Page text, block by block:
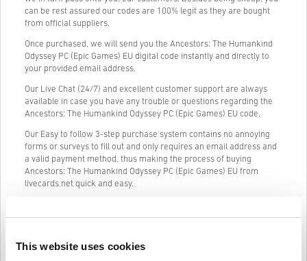
This website uses cookies
can be rest assured our codes are 100% legit as they are bought
from official suppliers.
Once purchased, we will send you the Ancestors: The Humankind
Odyssey PC (Epic Games) EU digital code instantly and directly to
your provided email address.
Our Live Chat (24/7) and excellent customer support are always
available in case you have any trouble or questions regarding the
Ancestors: The Humankind Odyssey PC (Epic Games) EU code.
Our Easy to follow 3-step purchase system contains no annoying
forms or surveys to fill out and only requires an email address and
a valid payment method, thus making the process of buying
Ancestors: The Humankind Odyssey PC (Epic Games) EU from
livecards.net quick and easy.